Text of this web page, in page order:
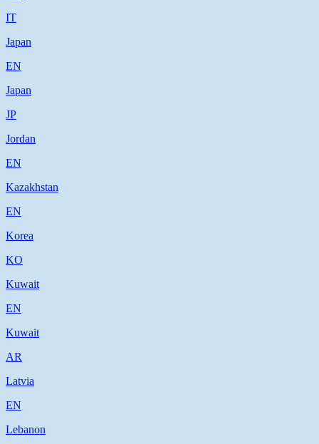
IT
Japan
EN
Japan
JP
Jordan
EN
Kazakhstan
EN
Korea
KO
Kuwait
EN
Kuwait
AR
Latvia
EN
Lebanon